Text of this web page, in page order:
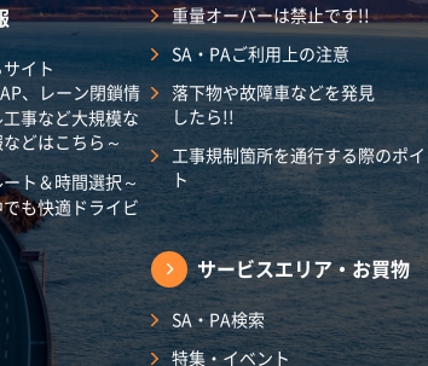
イト
、レーン閉鎖情
事など大規模な
どはこちら～
ト＆時間選択～
も快適ドライビ
重量オーバーは禁止です!!
SA・PAご利用上の注意
落下物や故障車などを発見
したら!!
工事規制箇所を通行する際のポ
ト
サービスエリア・お買物
SA・PA検索
特集・イベント